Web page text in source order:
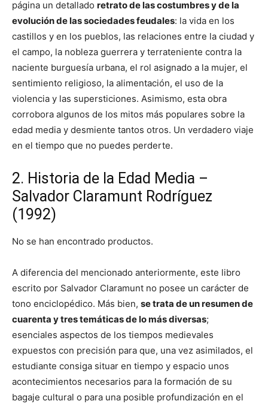
página un detallado retrato de las costumbres y de la
evolución de las sociedades feudales: la vida en los
castillos y en los pueblos, las relaciones entre la ciudad y
el campo, la nobleza guerrera y terrateniente contra la
naciente burguesía urbana, el rol asignado a la mujer, el
sentimiento religioso, la alimentación, el uso de la
violencia y las supersticiones. Asimismo, esta obra
corrobora algunos de los mitos más populares sobre la
edad media y desmiente tantos otros. Un verdadero viaje
en el tiempo que no puedes perderte.
2. Historia de la Edad Media –
Salvador Claramunt Rodríguez
(1992)
No se han encontrado productos.
A diferencia del mencionado anteriormente, este libro
escrito por Salvador Claramunt no posee un carácter de
tono enciclopédico. Más bien, se trata de un resumen de
cuarenta y tres temáticas de lo más diversas;
esenciales aspectos de los tiempos medievales
expuestos con precisión para que, una vez asimilados, el
estudiante consiga situar en tiempo y espacio unos
acontecimientos necesarios para la formación de su
bagaje cultural o para una posible profundización en el